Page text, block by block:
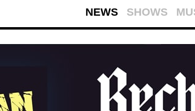
NEWS SHOWS